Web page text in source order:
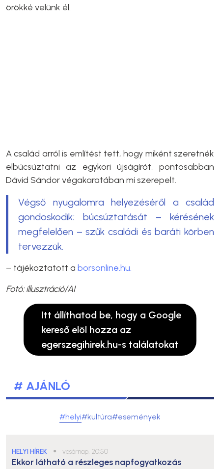
örökké velünk él.
A család arról is említést tett, hogy miként szeretnék
elbúcsúztatni az egykori újságírót, pontosabban
Dávid Sándor végakaratában mi szerepelt.
Végső nyugalomra helyezéséről a család
gondoskodik; búcsúztatását – kérésének
megfelelően – szűk családi és baráti körben
tervezzük.
– tájékoztatott a borsonline.hu.
Fotó: illusztráció/AI
Itt állíthatod be, hogy a Google
kereső elöl hozza az
egerszegihirek.hu-s találatokat
# AJÁNLÓ
#helyi#kultúra#események
HELYI HÍREK ● vasárnap, 20:50
Ekkor látható a részleges napfogyatkozás